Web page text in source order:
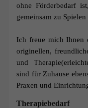
ohne Förderbedarf
gemeinsam zu
Ich freue mich Ihnen
originellen,
und
sind für Zuhause
Praxen und
Therapiebedarf